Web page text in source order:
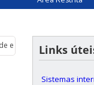
e-mail Links
Sistemas